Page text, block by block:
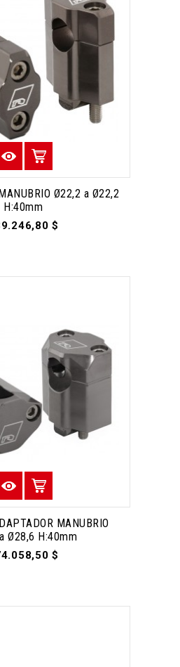
Ø22,2 a Ø22,2
H:40mm
$
MANUBRIO
Ø28,6 H:40mm
$